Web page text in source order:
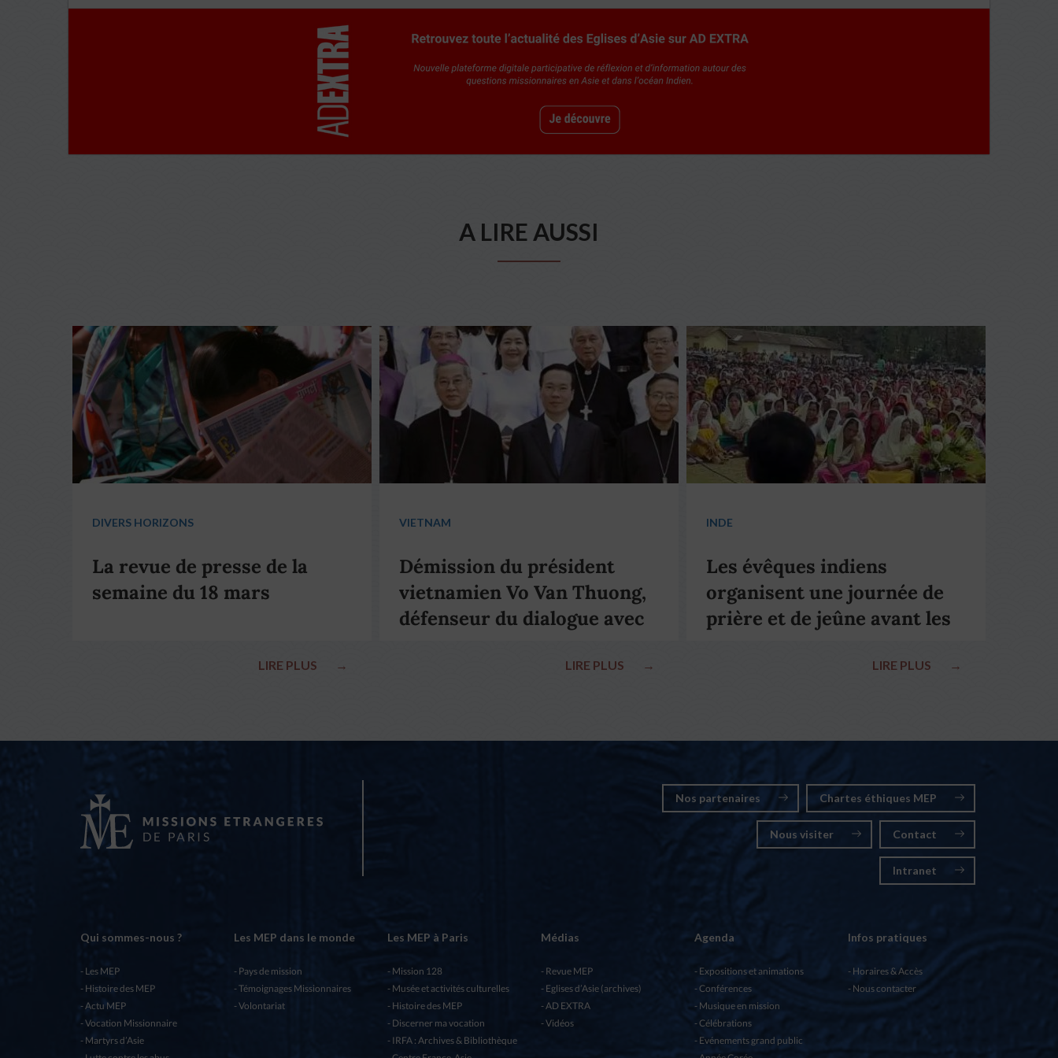
A LIRE AUSSI
DIVERS HORIZONS
La revue de presse de la
semaine du 18 mars
LIRE PLUS →
VIETNAM
Démission du président
vietnamien Vo Van Thuong,
défenseur du dialogue avec
LIRE PLUS →
INDE
Les évêques indiens
organisent une journée de
prière et de jeûne avant les
LIRE PLUS →
Nos partenaires Chartes éthiques MEP
Nous visiter Contact
Intranet
Qui sommes-nous ?
Les MEP
Histoire des MEP
Actu MEP
Vocation Missionnaire
Martyrs d’Asie
Les MEP dans le monde
Pays de mission
Témoignages Missionnaires
Volontariat
Les MEP à Paris
Mission 128
Musée et activités culturelles
Histoire des MEP
Discerner ma vocation
IRFA : Archives & Bibliothèque
Médias
Revue MEP
Eglises d’Asie (archives)
AD EXTRA
Vidéos
Agenda
Expositions et animations
Conférences
Musique en mission
Célébrations
Evénements grand public
Infos pratiques
Horaires & Accès
Nous contacter